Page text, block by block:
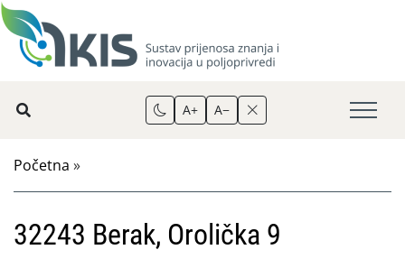
A+ A−
Početna »
32243 Berak, Orolička 9